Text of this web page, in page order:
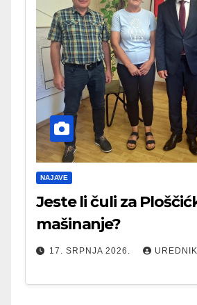
NAJAVE
Jeste li čuli za
mašinanje?
17. SRPNJA 2026. UREDNIK